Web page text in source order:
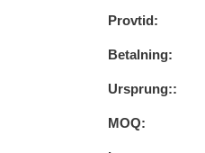
Provtid:
Betalning:
Ursprung::
MOQ: